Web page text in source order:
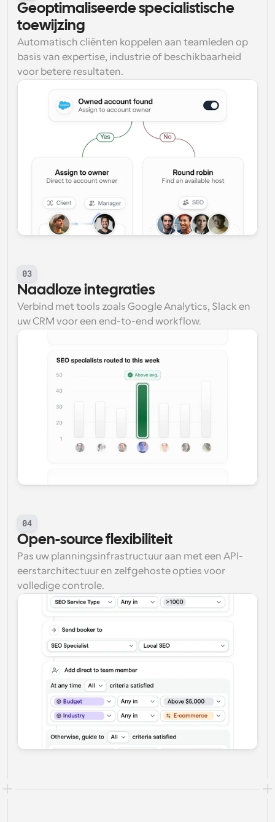
Geoptimaliseerde specialistische
toewijzing
Automatisch cliënten koppelen aan teamleden op
basis van expertise, industrie of beschikbaarheid
voor betere resultaten.
03
Naadloze integraties
Verbind met tools zoals Google Analytics, Slack en
uw CRM voor een end-to-end workflow.
04
Open-source flexibiliteit
Pas uw planningsinfrastructuur aan met een API-
eerstarchitectuur en zelfgehoste opties voor
volledige controle.